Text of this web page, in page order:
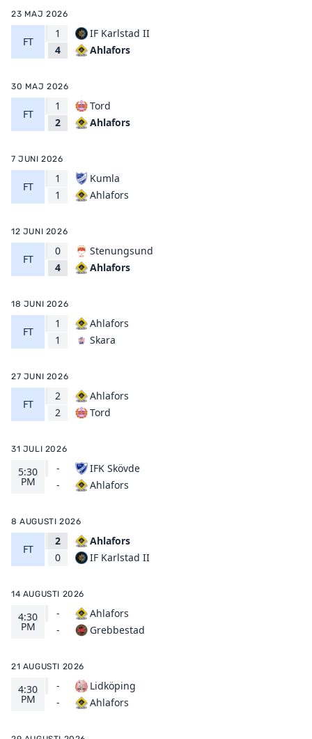
23 MAJ 2026
FT
1
4
IF Karlstad II
Ahlafors
30 MAJ 2026
FT
1
2
Tord
Ahlafors
7 JUNI 2026
FT
1
1
Kumla
Ahlafors
12 JUNI 2026
FT
0
4
Stenungsund
Ahlafors
18 JUNI 2026
FT
1
1
Ahlafors
Skara
27 JUNI 2026
FT
2
2
Ahlafors
Tord
31 JULI 2026
5:30
PM
-
-
IFK Skövde
Ahlafors
8 AUGUSTI 2026
FT
2
0
Ahlafors
IF Karlstad II
14 AUGUSTI 2026
4:30
PM
-
-
Ahlafors
Grebbestad
21 AUGUSTI 2026
4:30
PM
-
-
Lidköping
Ahlafors